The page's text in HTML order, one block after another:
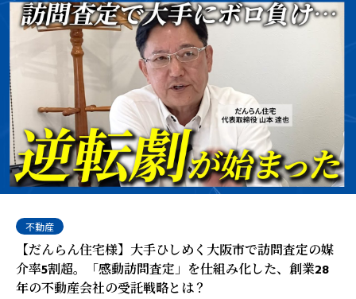
不動産
【だんらん住宅様】大手ひしめく大阪市で訪問査定の媒
介率5割超。「感動訪問査定」を仕組み化した、創業28
年の不動産会社の受託戦略とは？